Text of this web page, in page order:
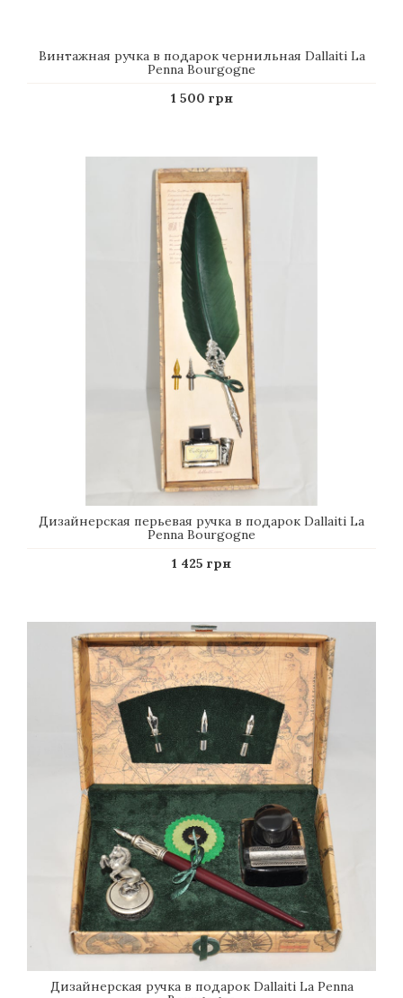
Винтажная ручка в подарок чернильная Dallaiti La
Penna Bourgogne
1 500 грн
Дизайнерская перьевая ручка в подарок Dallaiti La
Penna Bourgogne
1 425 грн
Дизайнерская ручка в подарок Dallaiti La Penna